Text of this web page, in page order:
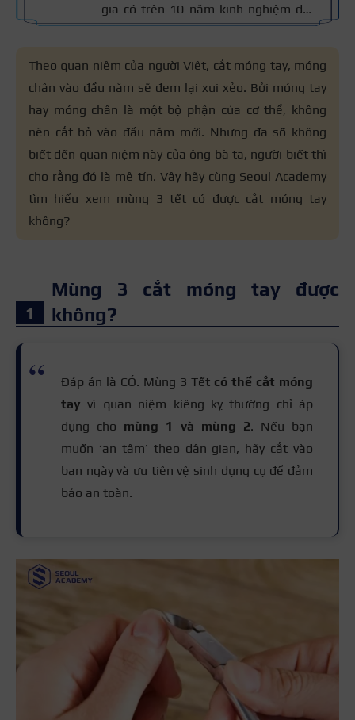
gia có trên 10 năm kinh nghiệm đào
tạo nghề và kiến thức thẩm mỹ
nối mi, trang điểm, tóc. Nội dung bài
viết được xây dựng dựa trên giáo trình
đào tạo và kinh nghiệm giảng dạy
thực tế, đồng thời được cập nhật
thường xuyên để đảm bảo tính chính
xác.
Theo quan niệm của người Việt, cắt móng tay, móng
chân vào đầu năm sẽ đem lại xui xẻo. Bởi móng tay
hay móng chân là một bộ phận của cơ thể, không
nên cắt bỏ vào đầu năm mới. Nhưng đa số không
biết đến quan niệm này của ông bà ta, người biết thì
cho rằng đó là mê tín. Vậy hãy cùng Seoul Academy
tìm hiểu xem mùng 3 tết có được cắt móng tay
không?
Mùng 3 cắt móng tay được
không?
Đáp án là CÓ. Mùng 3 Tết có thể cắt móng
tay vì quan niệm kiêng kỵ thường chỉ áp
dụng cho mùng 1 và mùng 2. Nếu bạn
muốn ‘an tâm’ theo dân gian, hãy cắt vào
ban ngày và ưu tiên vệ sinh dụng cụ để đảm
bảo an toàn.